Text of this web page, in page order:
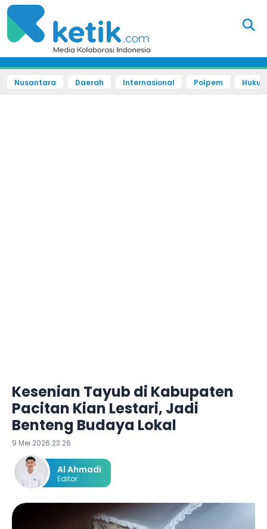
Nusantara Daerah Internasional Polpem
Kesenian Tayub di Kabupaten
Pacitan Kian Lestari, Jadi
Benteng Budaya Lokal
9 Mei 2026 23:26
Al Ahmadi
Editor